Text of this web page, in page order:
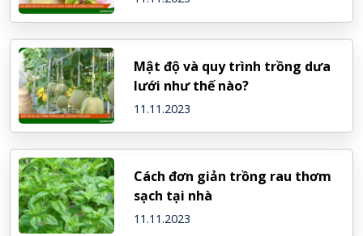
Mật độ và quy trình trồng dưa
lưới như thế nào?
11.11.2023
Cách đơn giản trồng rau thơm
sạch tại nhà
11.11.2023